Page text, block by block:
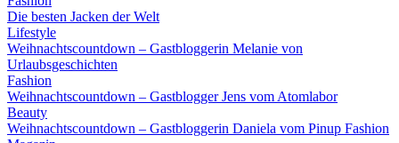
Die besten Jacken der Welt
Lifestyle
Weihnachtscountdown – Gastbloggerin Melanie von
Urlaubsgeschichten
Fashion
Weihnachtscountdown – Gastblogger Jens vom Atomlabor
Beauty
Weihnachtscountdown – Gastbloggerin Daniela vom Pinup Fashion